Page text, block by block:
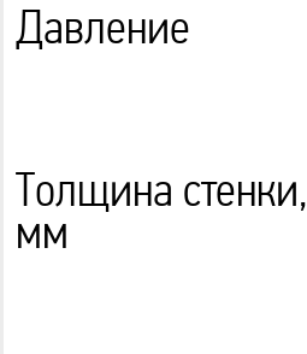
Давление
Толщина стенки,
мм